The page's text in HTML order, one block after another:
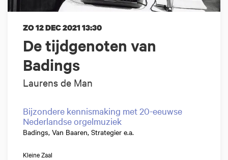
De tijdgenoten van
Badings
Laurens de Man
ZO 12 DEC 202113:30
Bijzondere kennismaking met 20-eeuwse
Nederlandse orgelmuziek
Badings, Van Baaren, Strategier e.a.
Kleine Zaal